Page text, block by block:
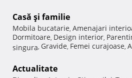
Casă şi familie
Mobila bucatarie, Amenajari
Dormitoare, Design interior,
singura, Gravide, Femei curajoase,
Actualitate